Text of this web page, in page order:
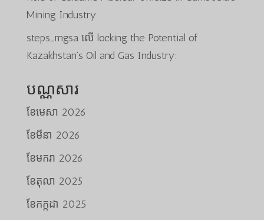
Mining Industry
steps_mgsa លើ locking the Potential of
Kazakhstan’s Oil and Gas Industry:
បណ្ណសារ
ខែ​មេសា 2026
ខែ​មីនា 2026
ខែ​មករា 2026
ខែ​តុលា 2025
ខែ​កក្កដា 2025